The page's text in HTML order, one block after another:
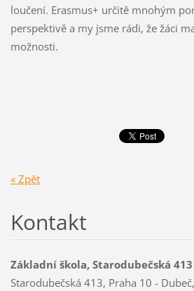
loučení. Erasmus+ určitě mnohým
perspektivě a my jsme rádi, že žáci
možnosti.
« Zpět
Kontakt
Základní škola, Starodubečská 413
Starodubečská 413, Praha 10 -